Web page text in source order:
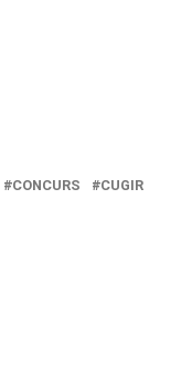
CONCURS CUGIR